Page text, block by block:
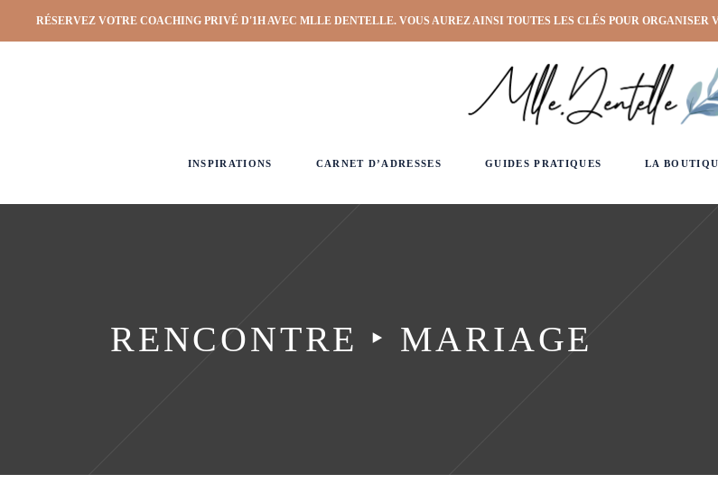
RÉSERVEZ VOTRE COACHING PRIVÉ D'1H AVEC MLLE DENTELLE. VOUS AUREZ AINSI TOUTES LES CLÉS POUR ORGANISER
INSPIRATIONS CARNET D’ADRESSES GUIDES PRATIQUES LA
RENCONTRE ‣ MARIAGE